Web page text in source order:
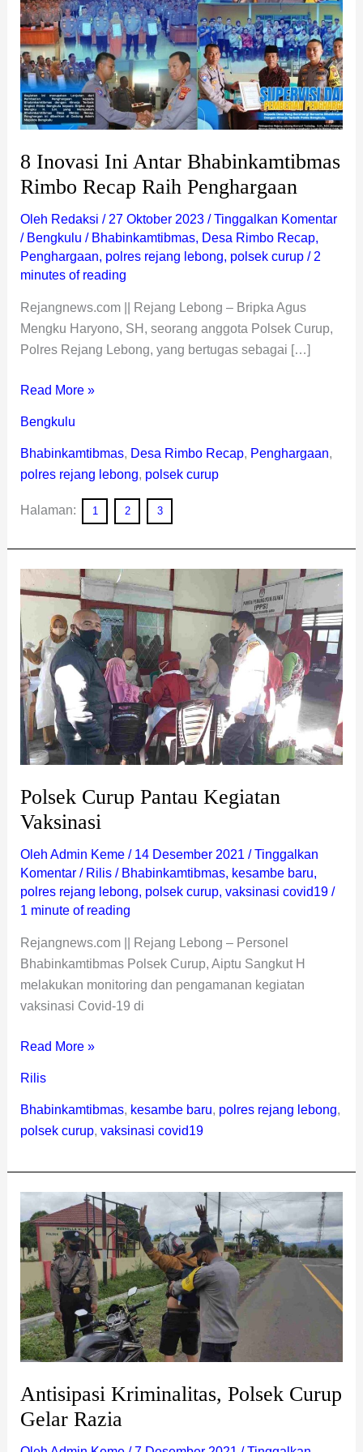
8 Inovasi Ini Antar Bhabinkamtibmas
Rimbo Recap Raih Penghargaan
Oleh Redaksi / 27 Oktober 2023 /Tinggalkan Komentar
/ Bengkulu / Bhabinkamtibmas, Desa Rimbo Recap,
Penghargaan, polres rejang lebong, polsek curup/ 2
minutes of reading
Rejangnews.com || Rejang Lebong – Bripka Agus
Mengku Haryono, SH, seorang anggota Polsek Curup,
Polres Rejang Lebong, yang bertugas sebagai […]
Read More »
Bengkulu
Bhabinkamtibmas, Desa Rimbo Recap, Penghargaan,
polres rejang lebong, polsek curup
Halaman: 1 2 3
Polsek Curup Pantau Kegiatan
Vaksinasi
Oleh Admin Keme / 14 Desember 2021 /Tinggalkan
Komentar / Rilis/ Bhabinkamtibmas, kesambe baru,
polres rejang lebong, polsek curup, vaksinasi covid19/
1 minute of reading
Rejangnews.com || Rejang Lebong – Personel
Bhabinkamtibmas Polsek Curup, Aiptu Sangkut H
melakukan monitoring dan pengamanan kegiatan
vaksinasi Covid-19 di
Curup
Pantau
Kegiatan
Vaksinasi
Read More »
Rilis
Bhabinkamtibmas, kesambe baru, polres rejang lebong,
polsek curup, vaksinasi covid19
Antisipasi Kriminalitas, Polsek Curup
Gelar Razia
Kriminalitas,
Polsek
Curup
Gelar
Razia